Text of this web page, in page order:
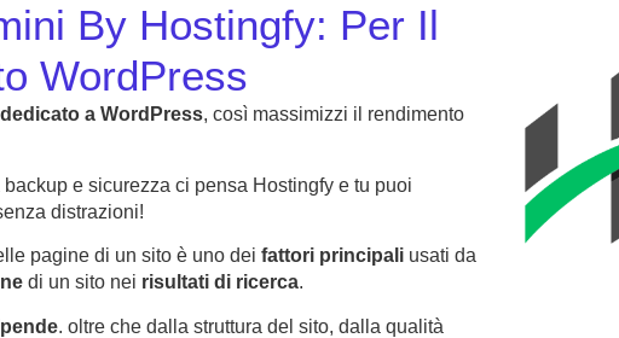
By Hostingfy: Per Il
WordPress
dedicato a WordPress, così massimizzi il rendimento
backup e sicurezza ci pensa Hostingfy e tu puoi
distrazioni!
pagine di un sito è uno dei fattori principaliusati da
di un sito nei risultati di ricerca.
. oltre che dalla struttura del sito, dalla qualità